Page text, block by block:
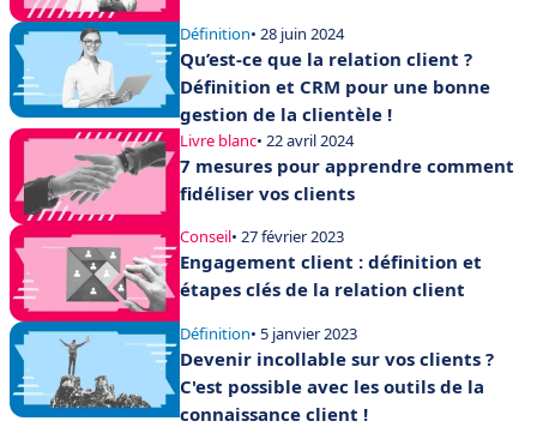
Définition• 28 juin 2024
Qu’est-ce que la relation client ?
Définition et CRM pour une bonne
gestion de la clientèle !
Livre blanc• 22 avril 2024
7 mesures pour apprendre comment
fidéliser vos clients
Conseil• 27 février 2023
Engagement client : définition et
étapes clés de la relation client
Définition• 5 janvier 2023
Devenir incollable sur vos clients ?
C'est possible avec les outils de la
connaissance client !